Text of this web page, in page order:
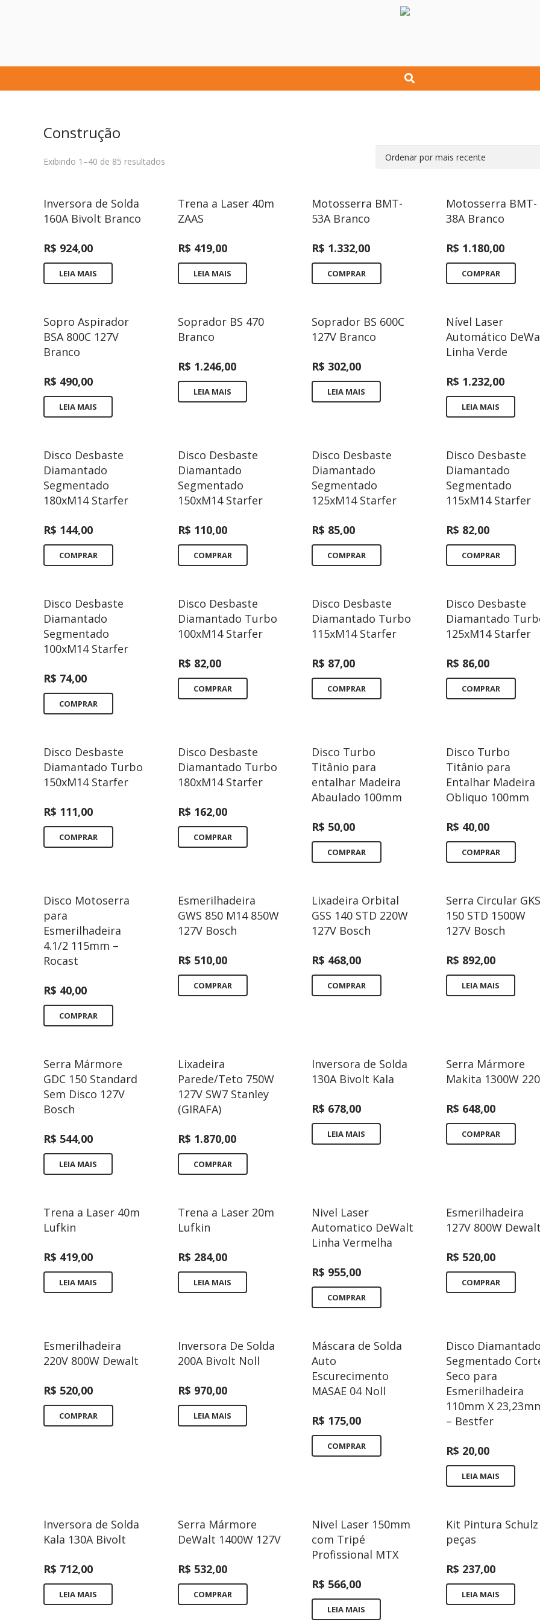
Construção
Exibindo 1–40 de 85 resultados
Inversora de Solda
160A Bivolt Branco
R$ 924,00
LEIA MAIS
Trena a Laser 40m
ZAAS
R$ 419,00
LEIA MAIS
Motosserra BMT-
53A Branco
R$ 1.332,00
COMPRAR
Motosserra BMT-
38A Branco
R$ 1.180,00
COMPRAR
Sopro Aspirador
BSA 800C 127V
Branco
R$ 490,00
LEIA MAIS
Soprador BS 470
Branco
R$ 1.246,00
LEIA MAIS
Soprador BS 600C
127V Branco
R$ 302,00
LEIA MAIS
Nível Laser
Automático
Linha Verde
R$ 1.232,00
LEIA MAIS
Disco Desbaste
Diamantado
Segmentado
180xM14 Starfer
R$ 144,00
COMPRAR
Disco Desbaste
Diamantado
Segmentado
150xM14 Starfer
R$ 110,00
COMPRAR
Disco Desbaste
Diamantado
Segmentado
125xM14 Starfer
R$ 85,00
COMPRAR
Disco Desbaste
Diamantado
Segmentado
115xM14 Starfer
R$ 82,00
COMPRAR
Disco Desbaste
Diamantado
Segmentado
100xM14 Starfer
R$ 74,00
COMPRAR
Disco Desbaste
Diamantado Turbo
100xM14 Starfer
R$ 82,00
COMPRAR
Disco Desbaste
Diamantado Turbo
115xM14 Starfer
R$ 87,00
COMPRAR
Disco Desbaste
Diamantado
125xM14 Starfer
R$ 86,00
COMPRAR
Disco Desbaste
Diamantado Turbo
150xM14 Starfer
R$ 111,00
COMPRAR
Disco Desbaste
Diamantado Turbo
180xM14 Starfer
R$ 162,00
COMPRAR
Disco Turbo
Titânio para
entalhar Madeira
Abaulado 100mm
R$ 50,00
COMPRAR
Disco Turbo
Titânio para
Entalhar Madeira
Obliquo 100mm
R$ 40,00
COMPRAR
Disco Motoserra
para
Esmerilhadeira
4.1/2 115mm –
Rocast
R$ 40,00
COMPRAR
Esmerilhadeira
GWS 850 M14 850W
127V Bosch
R$ 510,00
COMPRAR
Lixadeira Orbital
GSS 140 STD 220W
127V Bosch
R$ 468,00
COMPRAR
Serra Circular GKS
150 STD 1500W
127V Bosch
R$ 892,00
LEIA MAIS
Serra Mármore
GDC 150 Standard
Sem Disco 127V
Bosch
R$ 544,00
LEIA MAIS
Lixadeira
Parede/Teto 750W
127V SW7 Stanley
(GIRAFA)
R$ 1.870,00
COMPRAR
Inversora de Solda
130A Bivolt Kala
R$ 678,00
LEIA MAIS
Serra Mármore
Makita 1300W
R$ 648,00
COMPRAR
Trena a Laser 40m
Lufkin
R$ 419,00
LEIA MAIS
Trena a Laser 20m
Lufkin
R$ 284,00
LEIA MAIS
Nivel Laser
Automatico DeWalt
Linha Vermelha
R$ 955,00
COMPRAR
Esmerilhadeira
127V 800W
R$ 520,00
COMPRAR
Esmerilhadeira
220V 800W Dewalt
R$ 520,00
COMPRAR
Inversora De Solda
200A Bivolt Noll
R$ 970,00
LEIA MAIS
Máscara de Solda
Auto
Escurecimento
MASAE 04 Noll
R$ 175,00
COMPRAR
Disco
Segmentado
Seco para
Esmerilhadeira
110mm X
– Bestfer
R$ 20,00
LEIA MAIS
Inversora de Solda
Kala 130A Bivolt
R$ 712,00
LEIA MAIS
Serra Mármore
DeWalt 1400W 127V
R$ 532,00
COMPRAR
Nivel Laser 150mm
com Tripé
Profissional MTX
R$ 566,00
LEIA MAIS
Kit Pintura Schulz
peças
R$ 237,00
LEIA MAIS